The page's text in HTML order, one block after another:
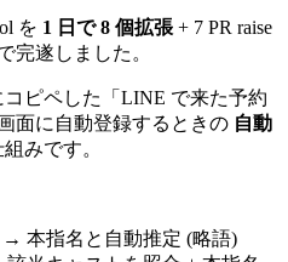
を 1 日で 8 個拡張+ 7 PR raise
完遂しました。
コピペした「LINE で来た予約
面に自動登録するときの 自動
みです。
→ 本指名と自動推定 (略語)